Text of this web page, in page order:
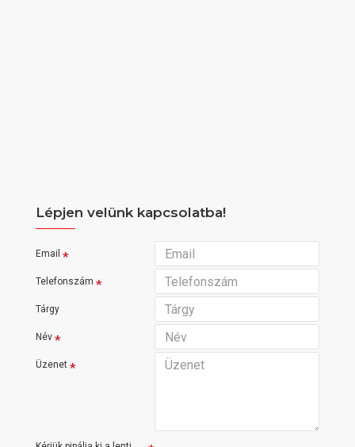
Lépjen velünk kapcsolatba!
Email
Telefonszám
Tárgy
Név
Üzenet